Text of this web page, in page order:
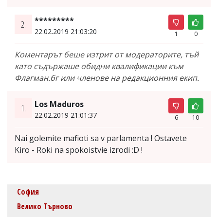
2. *********
22.02.2019 21:03:20 1 0
Коментарът беше изтрит от модераторите, тъй
като съдържаше обидни квалификации към
Флагман.бг или членове на редакционния екип.
1. Los Maduros
22.02.2019 21:01:37 6 10
Nai golemite mafioti sa v parlamenta ! Ostavete
Kiro - Roki na spokoistvie izrodi :D !
София
Велико Търново